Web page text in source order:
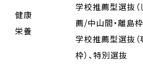
健康
栄養
学校推薦型選抜
薦/中山間・離島
学校推薦型選抜
枠）、特別選抜